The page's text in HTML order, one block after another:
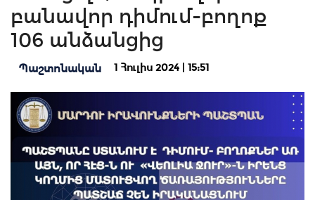
բանավոր դիմում-բողոք
106 անձանցից
Պաշտոնական 1 Հուլիս 2024 | 15:51